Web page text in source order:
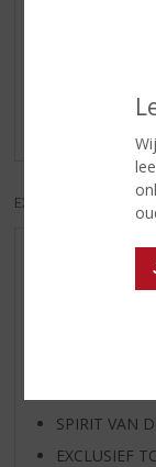
Er zijn nog
EXCL. BTW
WIJN VAN
SPIRIT VAN
EXCLUSIEF